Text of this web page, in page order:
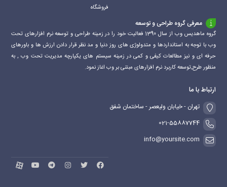
فروشگاه
معرفی گروه طراحی و توسعه
گروه ماهدیس وب از سال 1390 فعالیت خود را در زمینه طراحی و توسعه نرم افزارهای تحت
وب با توجه به استانداردها و متدولوژی های روز دنیا و مد نظر قرار دادن ارزش ها و باورهای
حرفه ای و نیز مطالعات کیفی و کمی در زمینه سیستم های یکپارچه مدیریت تحت وب , به
منظور طرح,توسعه کاربرد نرم افزارهای مبتنی بر وب اغاز نمود.
ارتباط با ما
تهران - خیابان ولیعصر - ساختمان شفق
021-55887744
info@yoursite.com